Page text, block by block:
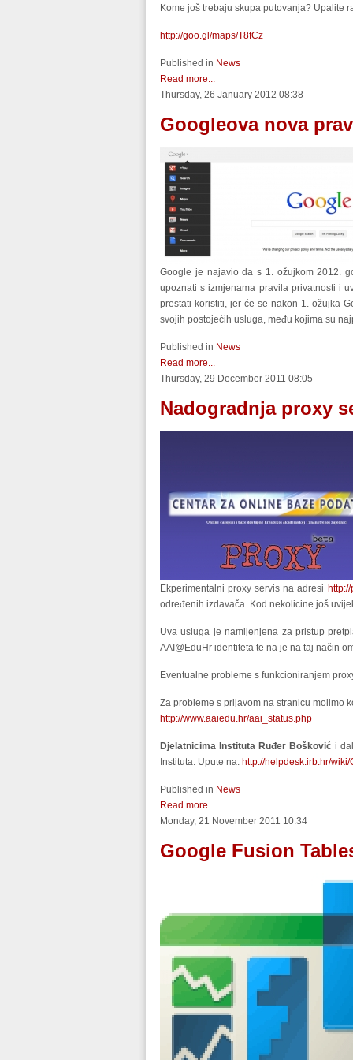
Kome još trebaju skupa putovanja? Upalite
http://goo.gl/maps/T8fCz
Published in News
Read more...
Thursday, 26 January 2012 08:38
Googleova nova
Google je najavio da s 1. ožujkom 2012.
upoznati s izmjenama pravila privatnosti i
prestati koristiti, jer će se nakon 1. ožujka
svojih postojećih usluga, među kojima su
Published in News
Read more...
Thursday, 29 December 2011 08:05
Nadogradnja proxy
Ekperimentalni proxy servis na adresi
određenih izdavača. Kod nekolicine još
Uva usluga je namijenjena za pristup
AAI@EduHr identiteta te na je na taj način
Eventualne probleme s funkcioniranjem
Za probleme s prijavom na stranicu molimo
http://www.aaiedu.hr/aai_status.php
Djelatnicima Instituta Ruđer Boškovići
Instituta. Upute na: http://helpdesk.irb.hr/wiki/
Published in News
Read more...
Monday, 21 November 2011 10:34
Google Fusion